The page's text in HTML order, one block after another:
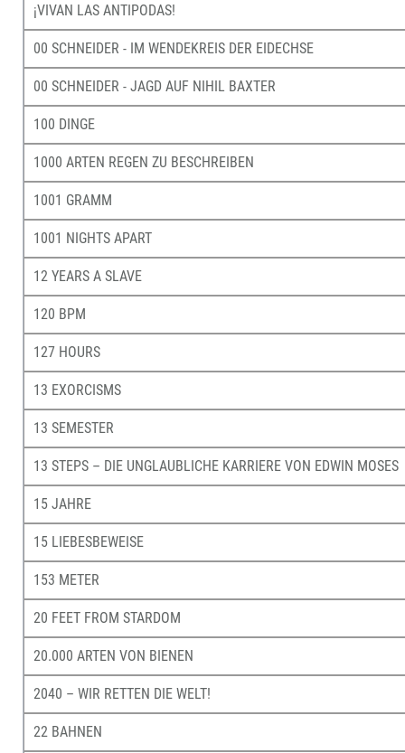
¡VIVAN LAS ANTIPODAS!
00 SCHNEIDER - IM WENDEKREIS DER EIDECHSE
00 SCHNEIDER - JAGD AUF NIHIL BAXTER
100 DINGE
1000 ARTEN REGEN ZU BESCHREIBEN
1001 GRAMM
1001 NIGHTS APART
12 YEARS A SLAVE
120 BPM
127 HOURS
13 EXORCISMS
13 SEMESTER
13 STEPS – DIE UNGLAUBLICHE KARRIERE VON EDWIN MOSES
15 JAHRE
15 LIEBESBEWEISE
153 METER
20 FEET FROM STARDOM
20.000 ARTEN VON BIENEN
2040 – WIR RETTEN DIE WELT!
22 BAHNEN